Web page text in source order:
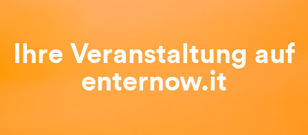
Ihre Veranstaltung auf
enternow.it